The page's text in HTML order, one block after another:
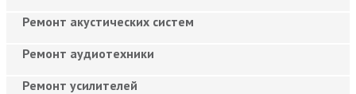
Ремонт акустических систем
Ремонт аудиотехники
Ремонт усилителей